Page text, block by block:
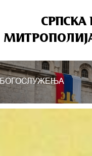
СРПСКА
БОГОСЛУЖЕЊА